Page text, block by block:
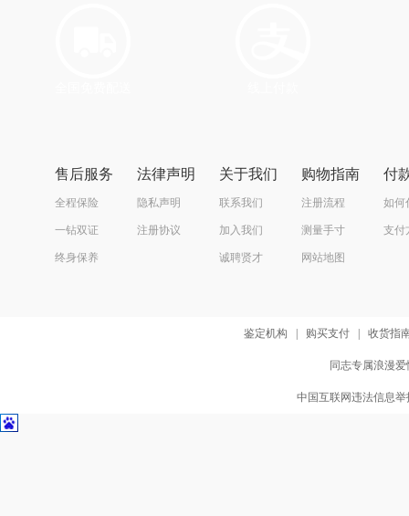
售后服务
全程保险
一钻双证
终身保养
法律声明
隐私声明
注册协议
关于我们
联系我们
加入我们
诚聘贤才
购物指南
注册流程
测量手寸
网站地图
付
如何
支付
鉴定机构 购买支付 收货指
同志专属浪漫
中国互联网违法信息